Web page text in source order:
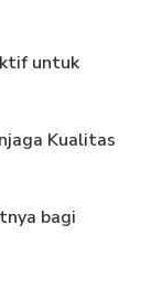
untuk
Kualitas
bagi